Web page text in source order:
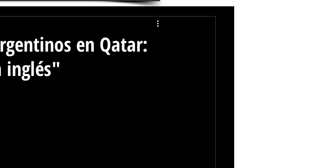
en Qatar:
inglés"